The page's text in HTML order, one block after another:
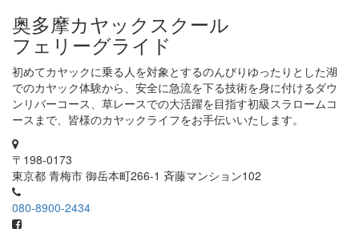
奥多摩カヤックスクール
フェリーグライド
初めてカヤックに乗る人を対象とするのんびりゆったりとした湖
でのカヤック体験から、安全に急流を下る技術を身に付けるダウ
ンリバーコース、草レースでの大活躍を目指す初級スラロームコ
ースまで、皆様のカヤックライフをお手伝いいたします。
〒198-0173
東京都 青梅市 御岳本町266-1 斉藤マンション102
080-8900-2434